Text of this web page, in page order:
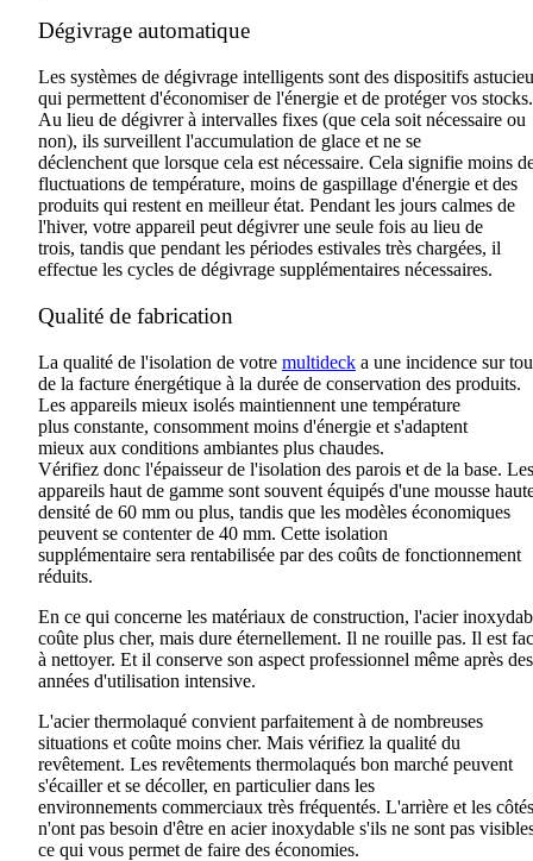
Dégivrage automatique
Les systèmes de dégivrage intelligents sont des dispositifs
qui permettent d'économiser de l'énergie et de protéger vos stocks.
Au lieu de dégivrer à intervalles fixes (que cela soit nécessaire ou
non), ils surveillent l'accumulation de glace et ne se
déclenchent que lorsque cela est nécessaire. Cela signifie moins
fluctuations de température, moins de gaspillage d'énergie et des
produits qui restent en meilleur état. Pendant les jours calmes de
l'hiver, votre appareil peut dégivrer une seule fois au lieu de
trois, tandis que pendant les périodes estivales très chargées, il
effectue les cycles de dégivrage supplémentaires nécessaires.
Qualité de fabrication
La qualité de l'isolation de votre multideck a une incidence sur
de la facture énergétique à la durée de conservation des produits.
Les appareils mieux isolés maintiennent une température
plus constante, consomment moins d'énergie et s'adaptent
mieux aux conditions ambiantes plus chaudes.
Vérifiez donc l'épaisseur de l'isolation des parois et de la base. Les
appareils haut de gamme sont souvent équipés d'une mousse
densité de 60 mm ou plus, tandis que les modèles économiques
peuvent se contenterde 40 mm. Cette isolation
supplémentaire sera rentabilisée par des coûts de fonctionnement
réduits.
En ce qui concerne les matériaux de construction, l'acier
coûte plus cher, mais dure éternellement. Il ne rouille pas. Il est
à nettoyer. Et il conserve son aspect professionnel même après des
années d'utilisation intensive.
L'acier thermolaqué convient parfaitement à de nombreuses
situations et coûte moins cher. Mais vérifiez la qualité du
revêtement. Les revêtements thermolaqués bon marché peuvent
s'écailler et se décoller, en particulier dans les
environnements commerciaux très fréquentés. L'arrière et les côtés
n'ont pas besoin d'être en acier inoxydable s'ils ne sont pas
ce qui vous permet de faire des économies.